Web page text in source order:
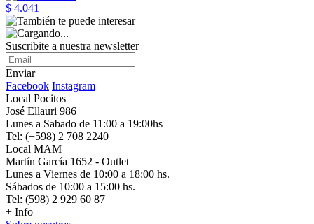
$ 4.041
Suscribite a nuestra newsletter
Enviar
Facebook Instagram
Local Pocitos
José Ellauri 986
Lunes a Sabado de 11:00 a 19:00hs
Tel: (+598) 2 708 2240
Local MAM
Martín García 1652 - Outlet
Lunes a Viernes de 10:00 a 18:00 hs.
Sábados de 10:00 a 15:00 hs.
Tel: (598) 2 929 60 87
+ Info